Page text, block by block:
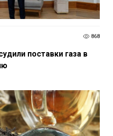
868
поставки газа в